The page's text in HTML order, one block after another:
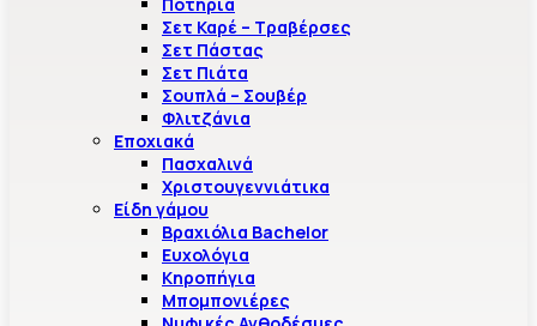
Σετ Καρέ – Τραβέρσες
Σετ Πάστας
Σετ Πιάτα
Σουπλά – Σουβέρ
Φλιτζάνια
Εποχιακά
Πασχαλινά
Χριστουγεννιάτικα
Είδη γάμου
Βραχιόλια Bachelor
Ευχολόγια
Κηροπήγια
Μπομπονιέρες